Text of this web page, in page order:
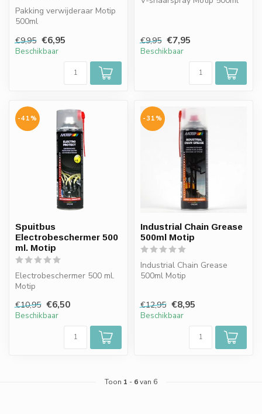
Pakking verwijderaar Motip
500ml
€9,95 €6,95
Beschikbaar
€9,95 €7,95
Beschikbaar
-41%
Spuitbus
Electrobeschermer 500
ml. Motip
Electrobeschermer 500 ml.
Motip
€10,95 €6,50
Beschikbaar
-31%
Industrial Chain Grease
500ml Motip
Industrial Chain Grease
500ml Motip
€12,95 €8,95
Beschikbaar
Toon 1 - 6van 6